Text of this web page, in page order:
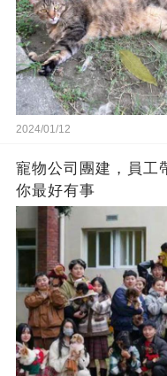
2024/01/12
寵物公司團建，員工
你最好有事